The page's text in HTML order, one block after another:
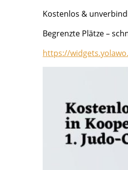
Kostenlos &
Begrenzte Plätze –
https://